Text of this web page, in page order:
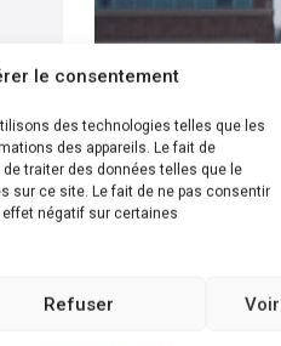
le consentement
des technologies telles que les
des appareils. Le fait de
traiter des données telles que le
sur ce site. Le fait de ne pas consentir
négatif sur certaines
Refuser
de